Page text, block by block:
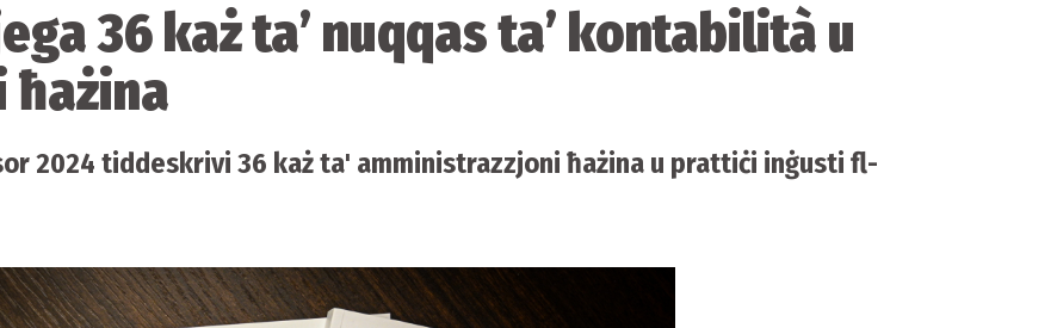
36 każ ta’ nuqqas ta’ kontabilità u
ħażina
2024 tiddeskrivi 36 każ ta' amministrazzjoni ħażina u prattiċi inġusti fl-